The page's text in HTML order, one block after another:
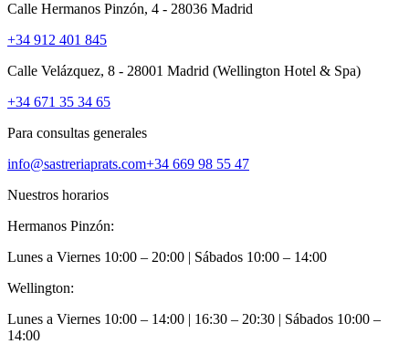
Calle Hermanos Pinzón, 4 - 28036 Madrid
+34 912 401 845
Calle Velázquez, 8 - 28001 Madrid (Wellington Hotel & Spa)
+34 671 35 34 65
Para consultas generales
info@sastreriaprats.com+34 669 98 55 47
Nuestros horarios
Hermanos Pinzón:
Lunes a Viernes 10:00 – 20:00 | Sábados 10:00 – 14:00
Wellington:
Lunes a Viernes 10:00 – 14:00 | 16:30 – 20:30 | Sábados 10:00 –
14:00